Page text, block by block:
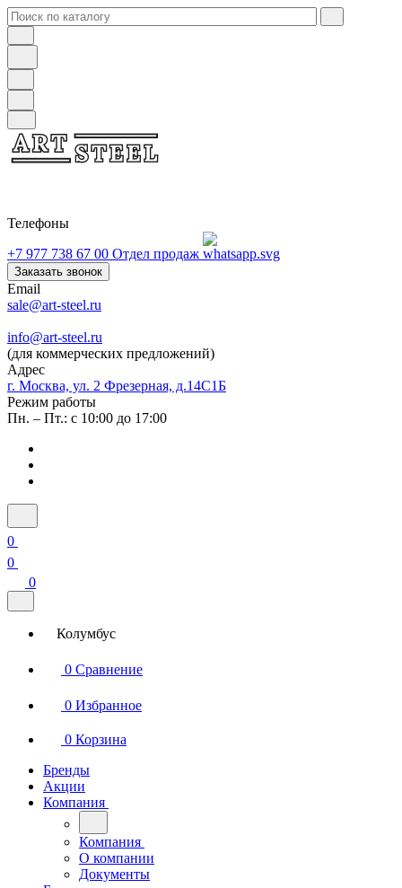
Телефоны
+7 977 738 67 00 Отдел продаж
Заказать звонок
Email
sale@art-steel.ru
info@art-steel.ru
(для коммерческих предложений)
Адрес
г. Москва, ул. 2 Фрезерная, д.14С1Б
Режим работы
Пн. – Пт.: с 10:00 до 17:00
0
0
0
Колумбус
0 Сравнение
0 Избранное
0 Корзина
Бренды
Акции
Компания
Компания
О компании
Документы